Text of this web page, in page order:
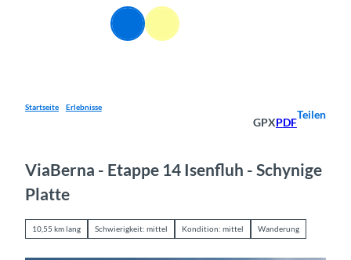
Suche Menü
Startseite Erlebnisse
GPXPDF
Teilen
ViaBerna - Etappe 14 Isenfluh - Schynige
Platte
10,55 km lang Schwierigkeit: mittel Kondition: mittel Wanderung